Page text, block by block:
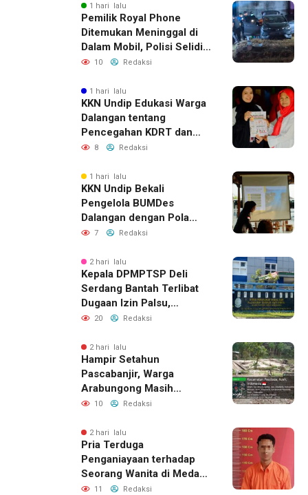
1 hari lalu
Pemilik Royal Phone
Ditemukan Meninggal di
Dalam Mobil, Polisi Selidiki
Dugaan Keterkaitan
10 Redaksi
1 hari lalu
KKN Undip Edukasi Warga
Dalangan tentang
Pencegahan KDRT dan
Komunikasi Keluarga
8 Redaksi
1 hari lalu
KKN Undip Bekali
Pengelola BUMDes
Dalangan dengan Pola
Pikir Inovatif
7 Redaksi
2 hari lalu
Kepala DPMPTSP Deli
Serdang Bantah Terlibat
Dugaan Izin Palsu,
Tegaskan Proses
Jalur Resmi
20 Redaksi
2 hari lalu
Hampir Setahun
Pascabanjir, Warga
Arabungong Masih
Menunggu Bantuan
10 Redaksi
2 hari lalu
Pria Terduga
Penganiayaan terhadap
Seorang Wanita di Medan
Ditangkap Polisi
11 Redaksi